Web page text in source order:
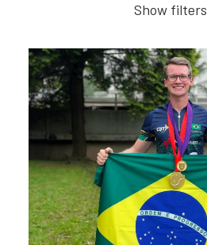
Show filters